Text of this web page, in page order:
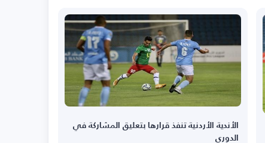
الأندية الأردنية تنفذ قرارها بتعليق المشاركة في
الدوري